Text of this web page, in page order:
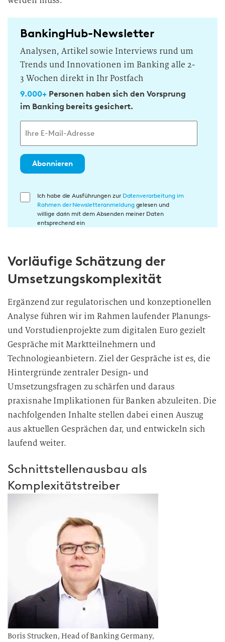
BankingHub-Newsletter
Analysen, Artikel sowie Interviews rund um
Trends und Innovationen im Banking alle 2-
3 Wochen direkt in Ihr Postfach
9.000+Personen haben sich den Vorsprung
im Banking bereits gesichert.
Abonnieren
E
l
i
u
n
g
i
n
d
i
e
D
t
e
v
e
n
Ich habe die Ausführungen zur Datenverarbeitung im
Rahmen der Newsletteranmeldunggelesen und
willige darin mit dem Absenden meiner Daten
entsprechend ein
Vorläufige Schätzung der
Umsetzungskomplexität
Ergänzend zur regulatorischen und konzeptionellen
Analyse führen wir im Rahmen laufender Planungs-
und Vorstudienprojekte zum digitalen Euro gezielt
Gespräche mit Marktteilnehmern und
Technologieanbietern. Ziel der Gespräche ist es, die
Hintergründe zentraler Design‑ und
Umsetzungsfragen zu schärfen und daraus
praxisnahe Implikationen für Banken abzuleiten. Die
nachfolgenden Inhalte stellen dabei einen Auszug
aus aktuellen Gesprächen dar, und entwickeln sich
laufend weiter.
Schnittstellenausbau als
Komplexitätstreiber
Boris Strucken, Head of Banking Germany,